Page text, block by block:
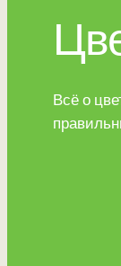
Всё о